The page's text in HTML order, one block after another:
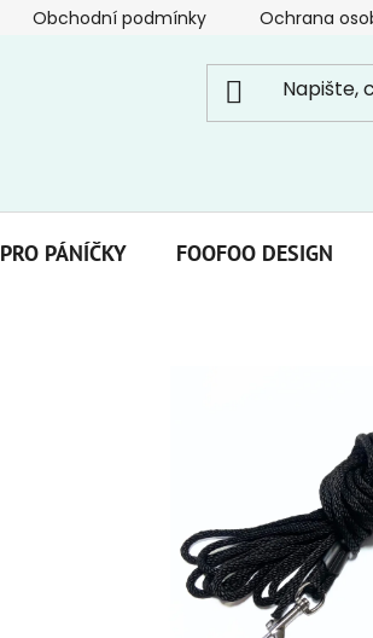
Obchodní podmínky Ochrana
PRO PÁNÍČKY FOOFOO DESIGN